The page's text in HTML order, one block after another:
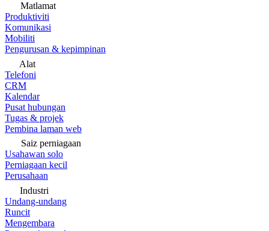
Matlamat
Produktiviti
Komunikasi
Mobiliti
Pengurusan & kepimpinan
Alat
Telefoni
CRM
Kalendar
Pusat hubungan
Tugas & projek
Pembina laman web
Saiz perniagaan
Usahawan solo
Perniagaan kecil
Perusahaan
Industri
Undang-undang
Runcit
Mengembara